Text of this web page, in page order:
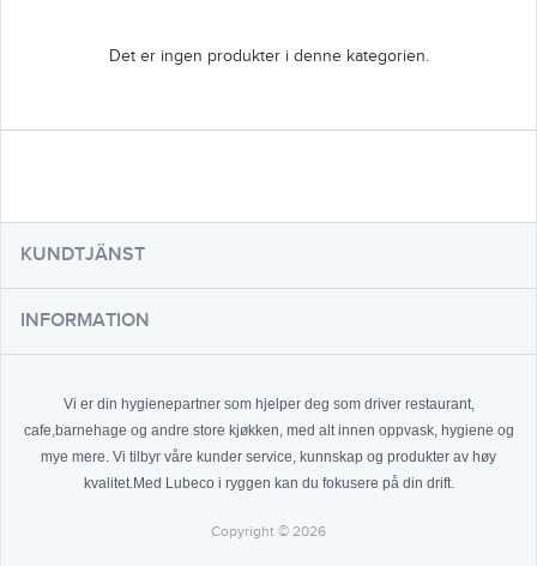
Det er ingen produkter i denne kategorien.
KUNDTJÄNST
INFORMATION
Vi er din hygienepartner som hjelper deg som driver restaurant,
cafe,barnehage og andre store kjøkken, med alt innen oppvask, hygiene og
mye mere. Vi tilbyr våre kunder service, kunnskap og produkter av høy
kvalitet.Med Lubeco i ryggen kan du fokusere på din drift.
Copyright © 2026